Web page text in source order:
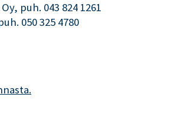
puh. 043 824 1261
050 325 4780